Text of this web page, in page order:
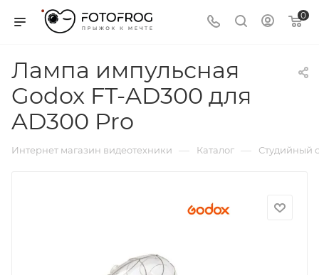
0
Лампа импульсная
Godox FT-AD300 для
AD300 Pro
Интернет магазин видеотехники — Каталог — Студийный